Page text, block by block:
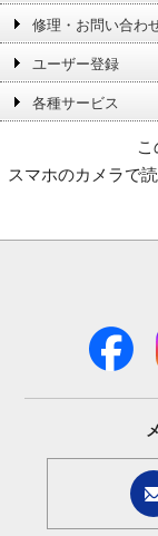
修理・お問い合わ
ユーザー登録
各種サービス
こ
スマホのカメラで